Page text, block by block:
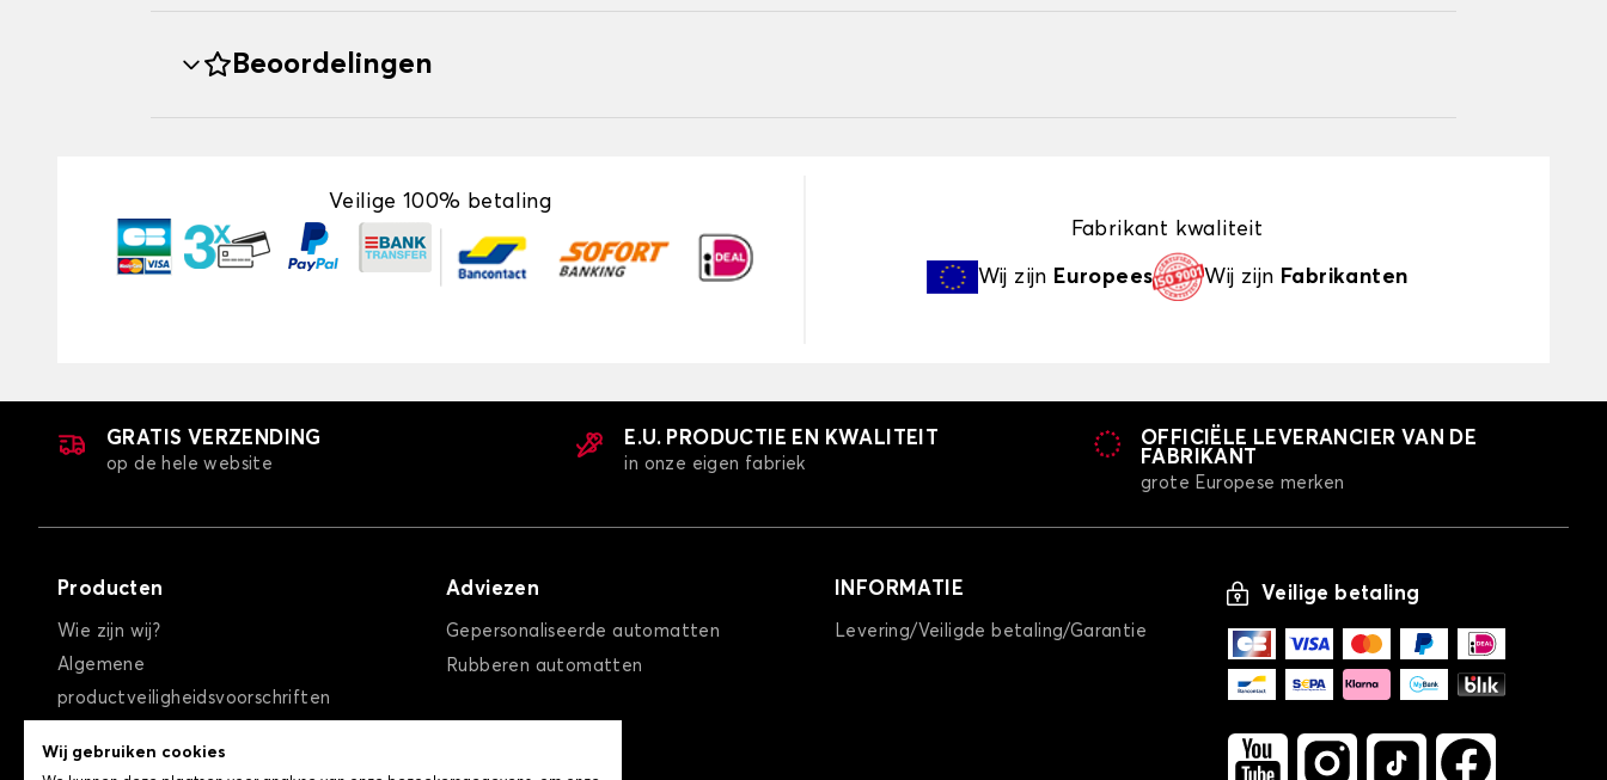
Beoordelingen
Veilige 100% betaling
Fabrikant kwaliteit
Wij zijn Europees Wij zijn Fabrikanten
GRATIS VERZENDING
op de hele website
E.U. PRODUCTIE EN KWALITEIT
in onze eigen fabriek
OFFICIËLE LEVERANCIER VAN DE
FABRIKANT
grote Europese merken
Producten
Wie zijn wij?
Algemene
productveiligheidsvoorschriften
Adviezen
Gepersonaliseerde automatten
Rubberen automatten
INFORMATIE
Levering/Veiligde betaling/Garantie
Veilige betaling
Wij gebruiken cookies